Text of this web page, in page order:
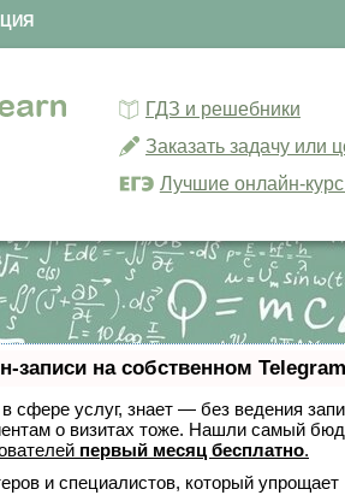
ГДЗ и решебники
Заказать задачу или
Лучшие онлайн-
записи на собственном
в сфере услуг, знает — без ведения
о визитах тоже. Нашли самый
первый месяц бесплатно.
и специалистов, который упрощает